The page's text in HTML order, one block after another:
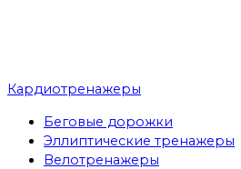
Кардиотренажеры
Беговые дорожки
Эллиптические тренажеры
Велотренажеры